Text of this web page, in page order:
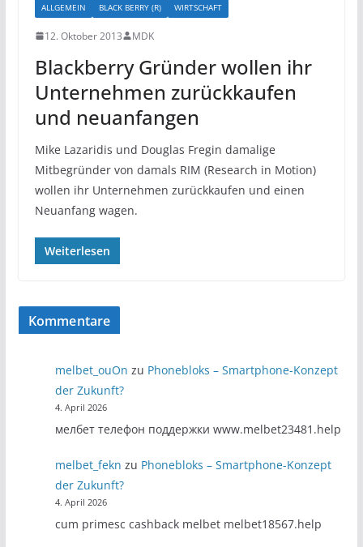
ALLGEMEIN BLACK BERRY (R) WIRTSCHAFT
12. Oktober 2013 MDK
Blackberry Gründer wollen ihr
Unternehmen zurückkaufen
und neuanfangen
Mike Lazaridis und Douglas Fregin damalige
Mitbegründer von damals RIM (Research in Motion)
wollen ihr Unternehmen zurückkaufen und einen
Neuanfang wagen.
Weiterlesen
Kommentare
melbet_ouOn zu Phonebloks – Smartphone-Konzept
der Zukunft?
4. April 2026
мелбет телефон поддержки www.melbet23481.help
melbet_fekn zu Phonebloks – Smartphone-Konzept
der Zukunft?
4. April 2026
cum primesc cashback melbet melbet18567.help